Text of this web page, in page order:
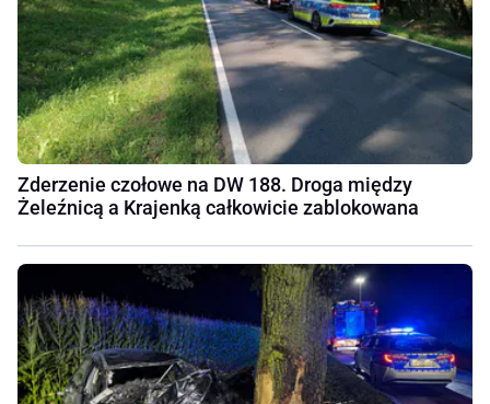
Zderzenie czołowe na DW 188. Droga między
Żeleźnicą a Krajenką całkowicie zablokowana